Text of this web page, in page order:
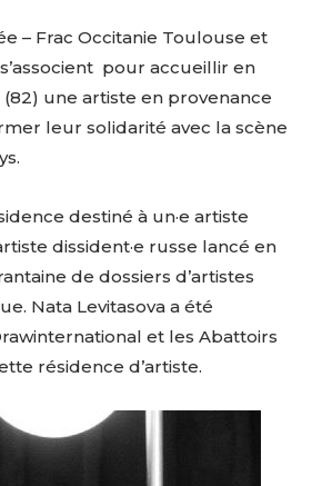
– Frac Occitanie Toulouse et
pour accueillir en
(82) une artiste en provenance
leur solidarité avec la scène
destiné à un·e artiste
dissident·e russe lancé en
de dossiers d’artistes
Nata Levitasova a été
et les Abattoirs
résidence d’artiste.